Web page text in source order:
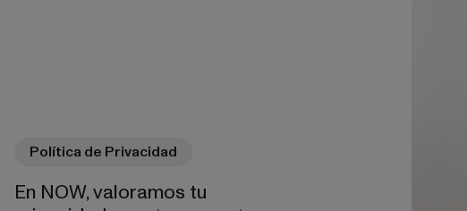
Política de Privacidad
En NOW, valoramos tu